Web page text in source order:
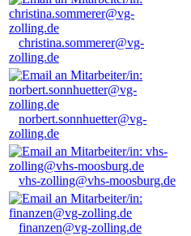
christina.sommerer@vg-
zolling.de
norbert.sonnhuetter@vg-
zolling.de
vhs-zolling@vhs-moosburg.de
finanzen@vg-zolling.de